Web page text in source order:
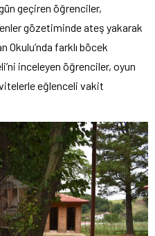
geçiren öğrenciler,
gözetiminde ateş yakarak
Okulu’nda farklı böcek
inceleyen öğrenciler, oyun
eğlenceli vakit